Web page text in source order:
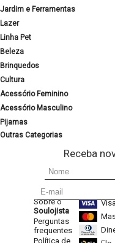
Jardim e Ferramentas
Lazer
Linha Pet
Beleza
Brinquedos
Cultura
Acessório Feminino
Acessório Masculino
Pijamas
Outras Categorias
Receba
Sobre o
Soulojista
Perguntas
frequentes
Política de